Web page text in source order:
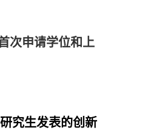
次申请学位和上
究生发表的创新